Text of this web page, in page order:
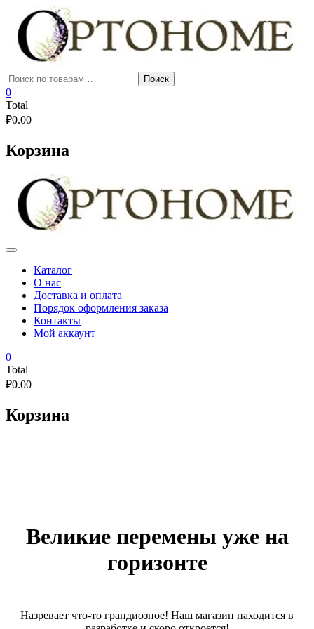
content
Искать: Поиск
0
Total
₽0.00
Корзина
Каталог
О нас
Доставка и оплата
Порядок оформления заказа
Контакты
Мой аккаунт
0
Total
₽0.00
Корзина
Великие перемены уже на
горизонте
Назревает что-то грандиозное! Наш магазин находится в